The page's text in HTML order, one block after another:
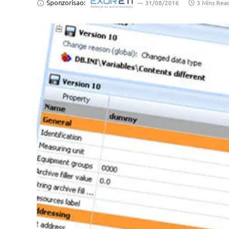
Sponzorisao: 31/08/2016 3 Mins